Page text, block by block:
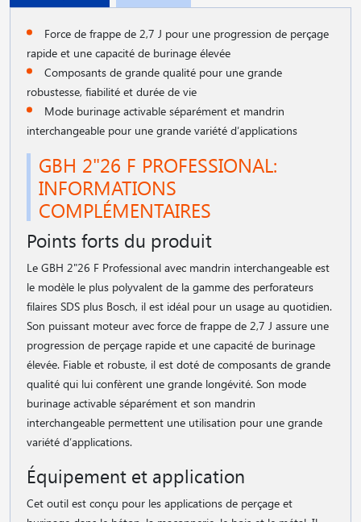
Force de frappe de 2,7 J pour une progression de perçage
rapide et une capacité de burinage élevée
Composants de grande qualité pour une grande
robustesse, fiabilité et durée de vie
Mode burinage activable séparément et mandrin
interchangeable pour une grande variété d′applications
GBH 2"26 F PROFESSIONAL:
INFORMATIONS
COMPLÉMENTAIRES
Points forts du produit
Le GBH 2"26 F Professional avec mandrin interchangeable est
le modèle le plus polyvalent de la gamme des perforateurs
filaires SDS plus Bosch, il est idéal pour un usage au quotidien.
Son puissant moteur avec force de frappe de 2,7 J assure une
progression de perçage rapide et une capacité de burinage
élevée. Fiable et robuste, il est doté de composants de grande
qualité qui lui confèrent une grande longévité. Son mode
burinage activable séparément et son mandrin
interchangeable permettent une utilisation pour une grande
variété d′applications.
Équipement et application
Cet outil est conçu pour les applications de perçage et